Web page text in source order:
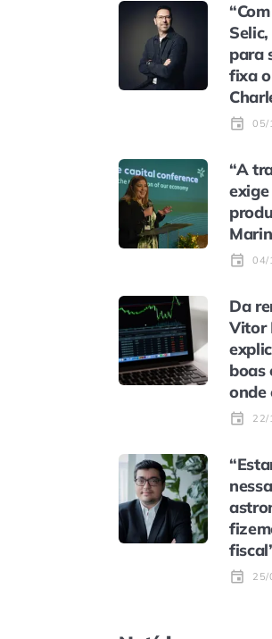
para
fixa
05/
“A
04/
Da
Vitor
boas
onde
22/
25/